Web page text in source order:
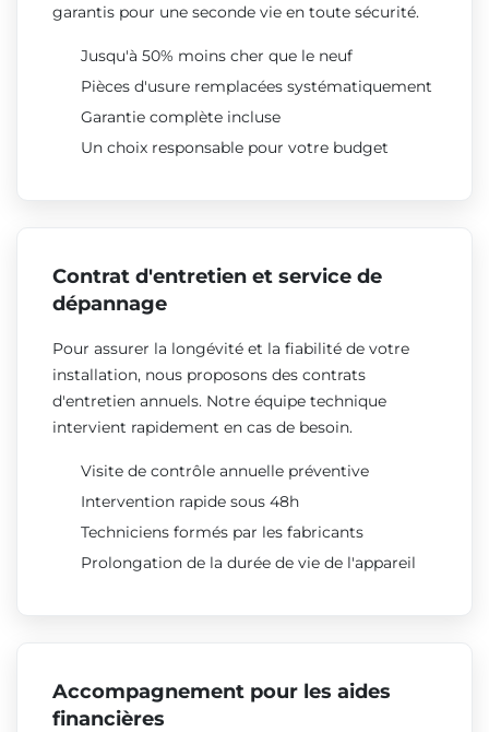
garantis pour une seconde vie en toute sécurité.
Jusqu'à 50% moins cher que le neuf
Pièces d'usure remplacées systématiquement
Garantie complète incluse
Un choix responsable pour votre budget
Contrat d'entretien et service de
dépannage
Pour assurer la longévité et la fiabilité de votre
installation, nous proposons des contrats
d'entretien annuels. Notre équipe technique
intervient rapidement en cas de besoin.
Visite de contrôle annuelle préventive
Intervention rapide sous 48h
Techniciens formés par les fabricants
Prolongation de la durée de vie de l'appareil
Accompagnement pour les aides
financières